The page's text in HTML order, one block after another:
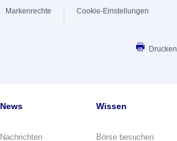
Markenrechte Cookie-Einstellungen
Drucken
News
Nachrichten
Wissen
Börse besuchen